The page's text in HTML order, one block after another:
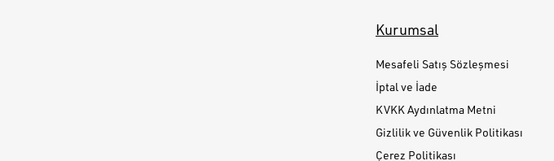
Kurumsal
Mesafeli Satış Sözleşmesi
İptal ve İade
KVKK Aydınlatma Metni
Gizlilik ve Güvenlik Politikası
Çerez Politikası